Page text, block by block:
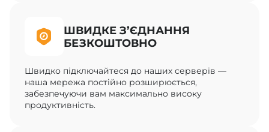
ШВИДКЕ З’ЄДНАННЯ
БЕЗКОШТОВНО
Швидко підключайтеся до наших серверів —
наша мережа постійно розширюється,
забезпечуючи вам максимально високу
продуктивність.